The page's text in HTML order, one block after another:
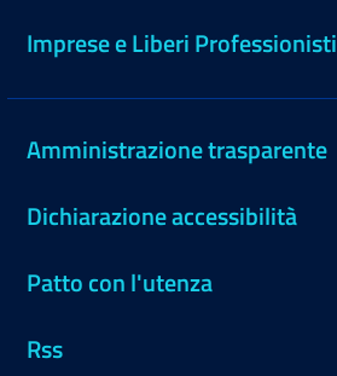
Imprese e Liberi Professionisti
Amministrazione trasparente
Dichiarazione accessibilità
Patto con l'utenza
Rss